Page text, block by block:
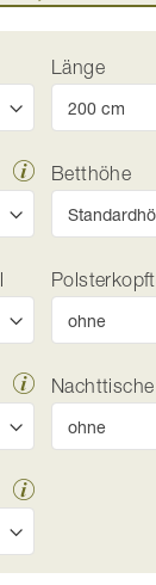
Länge
Betthöhe